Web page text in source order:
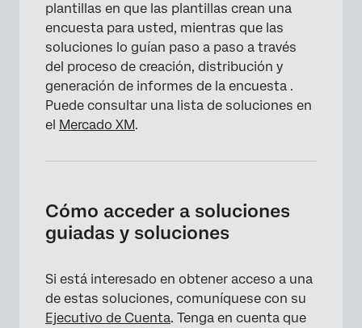
Personalización de Encuesta
Información sobre el sitio web y la aplicación
Informes
Tableros
plantillas en que las plantillas crean una
encuesta para usted, mientras que las
soluciones lo guían paso a paso a través
del proceso de creación, distribución y
generación de informes de la encuesta .
Puede consultar una lista de soluciones en
el Mercado XM.
Cómo acceder a soluciones
guiadas y soluciones
Si está interesado en obtener acceso a una
de estas soluciones, comuníquese con su
Ejecutivo de Cuenta. Tenga en cuenta que